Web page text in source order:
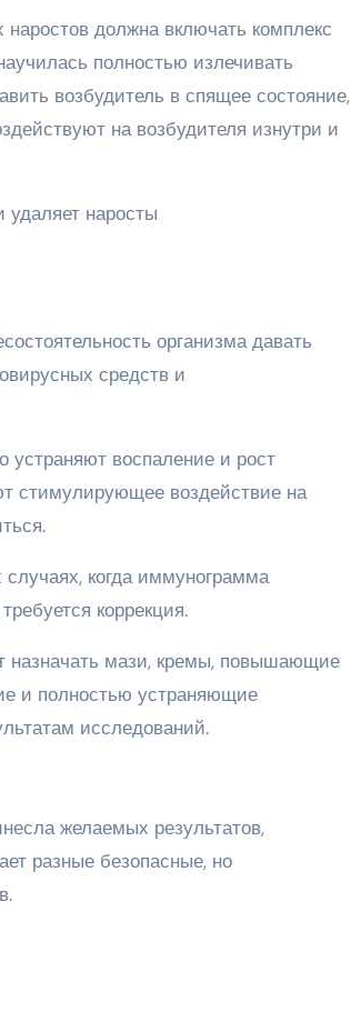
должна включать комплекс
полностью излечивать
возбудитель в спящее состояние,
на возбудителя изнутри и
организма давать
средств и
устраняют воспаление и рост
стимулирующее воздействие на
когда иммунограмма
коррекция.
назначать мази, кремы, повышающие
и полностью устраняющие
исследований.
желаемых результатов,
разные безопасные, но